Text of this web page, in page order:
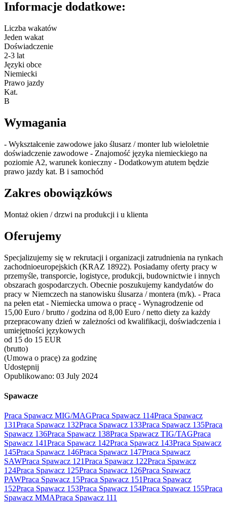
Informacje dodatkowe:
Liczba wakatów
Jeden wakat
Doświadczenie
2-3 lat
Języki obce
Niemiecki
Prawo jazdy
Kat.
B
Wymagania
- Wykształcenie zawodowe jako ślusarz / monter lub wieloletnie
doświadczenie zawodowe - Znajomość języka niemieckiego na
poziomie A2, warunek konieczny - Dodatkowym atutem będzie
prawo jazdy kat. B i samochód
Zakres obowiązkóws
Montaż okien / drzwi na produkcji i u klienta
Oferujemy
Specjalizujemy się w rekrutacji i organizacji zatrudnienia na rynkach
zachodnioeuropejskich (KRAZ 18922). Posiadamy oferty pracy w
przemyśle, transporcie, logistyce, produkcji, budownictwie i innych
obszarach gospodarczych. Obecnie poszukujemy kandydatów do
pracy w Niemczech na stanowisku ślusarza / montera (m/k). - Praca
na pełen etat - Niemiecka umowa o pracę - Wynagrodzenie od
15,00 Euro / brutto / godzina od 8,00 Euro / netto diety za każdy
przepracowany dzień w zależności od kwalifikacji, doświadczenia i
umiejętności językowych
od 15 do 15 EUR
(brutto)
(Umowa o pracę) za godzinę
Udostępnij
Opublikowano: 03 July 2024
Spawacze
Praca Spawacz MIG/MAGPraca Spawacz 114Praca Spawacz
131Praca Spawacz 132Praca Spawacz 133Praca Spawacz 135Praca
Spawacz 136Praca Spawacz 138Praca Spawacz TIG/TAGPraca
Spawacz 141Praca Spawacz 142Praca Spawacz 143Praca Spawacz
145Praca Spawacz 146Praca Spawacz 147Praca Spawacz
SAWPraca Spawacz 121Praca Spawacz 122Praca Spawacz
124Praca Spawacz 125Praca Spawacz 126Praca Spawacz
PAWPraca Spawacz 15Praca Spawacz 151Praca Spawacz
152Praca Spawacz 153Praca Spawacz 154Praca Spawacz 155Praca
Spawacz MMAPraca Spawacz 111